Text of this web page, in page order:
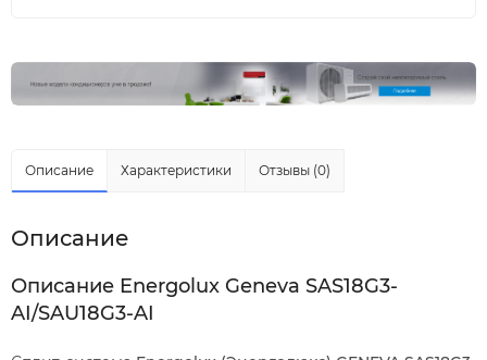
Описание Характеристики Отзывы (0)
Описание
Описание Energolux Geneva SAS18G3-
AI/SAU18G3-AI